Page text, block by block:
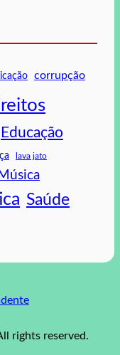
corrupção
Educação
lava jato
Música
Saúde
rights reserved.